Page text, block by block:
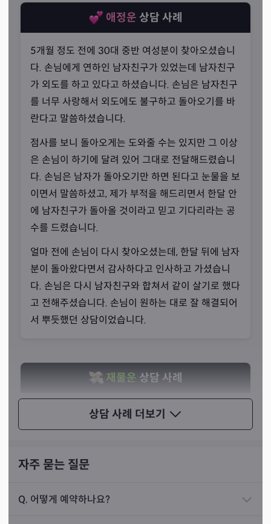
신령님의 말씀 그대로
“들리는 대로만 전한다면 틀리지 않습니다.”
선생님께서 전해주시는 공수의 내용은 자연스럽고 편안합
니다. 선생님께서는 그 이유를 공수의 내용을 비틀지 않고
있는 그대로 전달하시기 때문이라고 말씀하셨습니다. 선생
님께서는 무속업의 길에 들어서면서 점을 치는 방법을 따로
배우거나 공부한 적이 없다고 하셨습니다.
상담 사례 더보기
애정운 상담 사례
5개월 정도 전에 30대 중반 여성분이 찾아오셨습니
다. 손님에게 연하인 남자친구가 있었는데 남자친구
가 외도를 하고 있다고 하셨습니다. 손님은 남자친구
를 너무 사랑해서 외도에도 불구하고 돌아오기를 바
란다고 말씀하셨습니다.
점사를 보니 돌아오게는 도와줄 수는 있지만 그 이상
은 손님이 하기에 달려 있어 그대로 전달해드렸습니
다. 손님은 남자가 돌아오기만 하면 된다고 눈물을 보
이면서 말씀하셨고, 제가 부적을 해드리면서 한달 안
에 남자친구가 돌아올 것이라고 믿고 기다리라는 공
수를 드렸습니다.
얼마 전에 손님이 다시 찾아오셨는데, 한달 뒤에 남자
분이 돌아왔다면서 감사하다고 인사하고 가셨습니
다. 손님은 다시 남자친구와 합쳐서 같이 살기로 했다
고 전해주셨습니다. 손님이 원하는 대로 잘 해결되어
서 뿌듯했던 상담이었습니다.
재물운 상담 사례
작년에 50대 초반 남성분이 찾아오셨습니다. 나쁜 일
을 많이 하시던 손님이셨는데 신령님께서 그 손님이
손님이 벌벌 떠시면서 자신은 나쁜 길에서 벗어나 사
공수를 보니 손님이 먼저 정신을 차리고 똑바로 사는
자주 묻는 질문
Q. 어떻게 예약하나요?